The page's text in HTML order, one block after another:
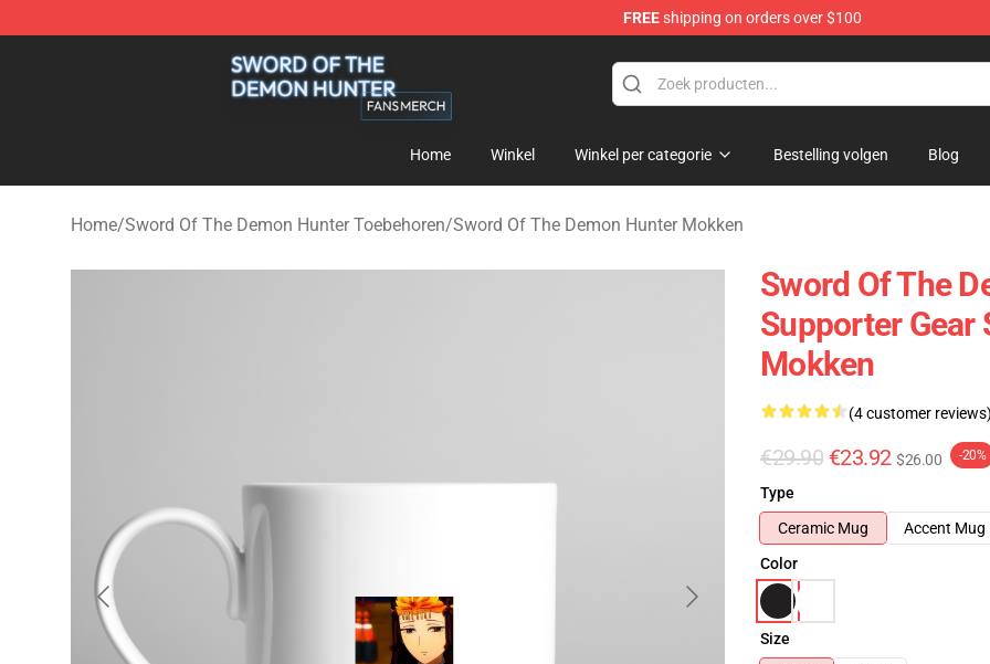
FREEshipping on orders over $100
Sword Of The Demon Hunter Shop - Official Sword Of The Demon Hunter Merchandise Store
Home Winkel Winkel per categorie Bestelling volgen Blog
Home/Sword Of The Demon Hunter Toebehoren/Sword Of The Demon Hunter Mokken
Sword Of The
Supporter Gear
Mokken
(4 customer reviews)
€29.90 €23.92 $26.00 -20%
Type
Ceramic Mug
Accent Mug
Color
Size